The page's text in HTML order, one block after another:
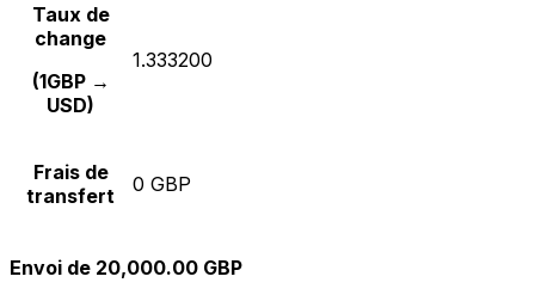
Taux de
change
(1GBP →
USD)
1.333200
Frais de
transfert
0 GBP
Envoi de 20,000.00 GBP